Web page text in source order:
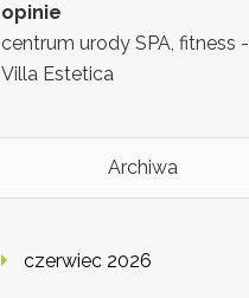
opinie
centrum urody SPA, fitness -
Villa Estetica
Archiwa
czerwiec 2026